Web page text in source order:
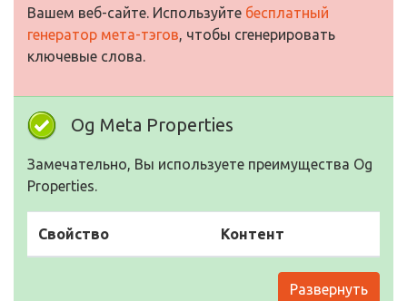
Вашем веб-сайте. Используйте бесплатный
генератор мета-тэгов, чтобы сгенерировать
ключевые слова.
Og Meta Properties
Замечательно, Вы используете преимущества Og
Properties.
Свойство Контент
Развернуть